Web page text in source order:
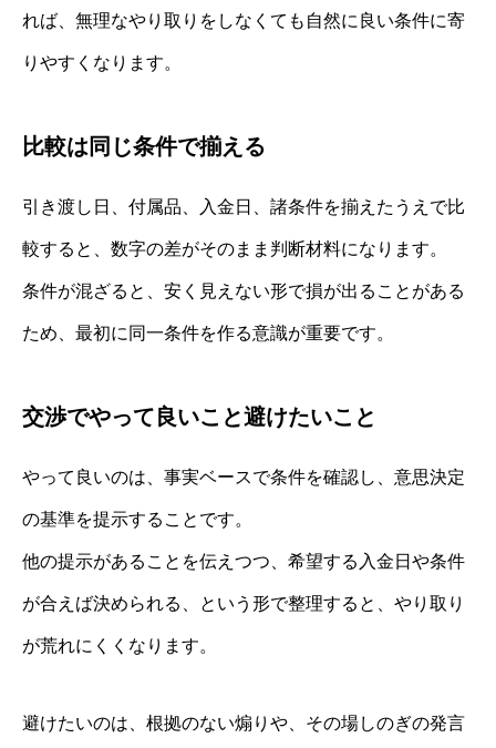
れば、無理なやり取りをしなくても自然に良い条件に寄
りやすくなります。
比較は同じ条件で揃える
引き渡し日、付属品、入金日、諸条件を揃えたうえで比
較すると、数字の差がそのまま判断材料になります。
条件が混ざると、安く見えない形で損が出ることがある
ため、最初に同一条件を作る意識が重要です。
交渉でやって良いこと避けたいこと
やって良いのは、事実ベースで条件を確認し、意思決定
の基準を提示することです。
他の提示があることを伝えつつ、希望する入金日や条件
が合えば決められる、という形で整理すると、やり取り
が荒れにくくなります。
避けたいのは、根拠のない煽りや、その場しのぎの発言